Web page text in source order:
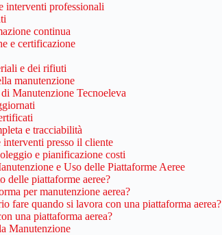
interventi professionali
continua
e certificazione
e dei rifiuti
manutenzione
Manutenzione Tecnoeleva
e tracciabilità
interventi presso il cliente
e pianificazione costi
e Uso delle Piattaforme Aeree
delle piattaforme aeree?
per manutenzione aerea?
fare quando si lavora con una piattaforma aerea?
una piattaforma aerea?
Manutenzione